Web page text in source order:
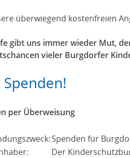
überwiegend kostenfreien
gibt uns immer wieder Mut,
vieler Burgdorfer
Spenden!
per Überweisung
Spenden für
Der